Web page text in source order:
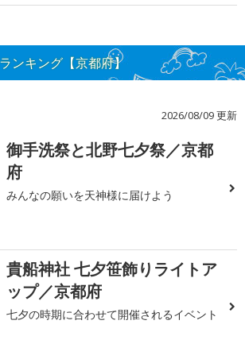
ンキング【京都府】
2026/08/09 更新
御手洗祭と北野七夕祭／京都
府
みんなの願いを天神様に届けよう
貴船神社 七夕笹飾りライトア
ップ／京都府
七夕の時期に合わせて開催されるイベント